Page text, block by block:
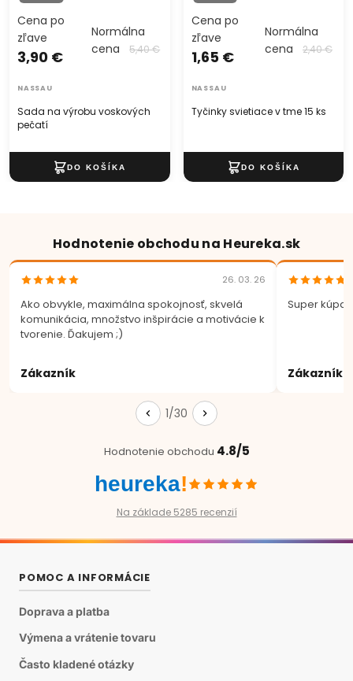
Sada na výrobu voskových
pečatí
Cena po
zľave
3,90 €
Normálna
cena
5,40 €
NASSAU
Tyčinky svietiace v tme 15 ks
Cena po
zľave
1,65 €
Normálna
cena
2,40 €
NASSAU
Hodnotenie obchodu na Heureka.sk
26. 03. 26
Ako obvykle, maximálna spokojnosť, skvelá
komunikácia, množstvo inšpirácie a motivácie k
tvorenie. Ďakujem ;)
Zákazník
Super
Zákazník
1/30
Hodnotenie obchodu 4.8/5
heureka!
Na základe 5285 recenzií
POMOC A INFORMÁCIE
Doprava a platba
Výmena a vrátenie tovaru
Často kladené otázky